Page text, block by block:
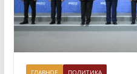
ГЛАВНОЕ ПОЛИТИКА